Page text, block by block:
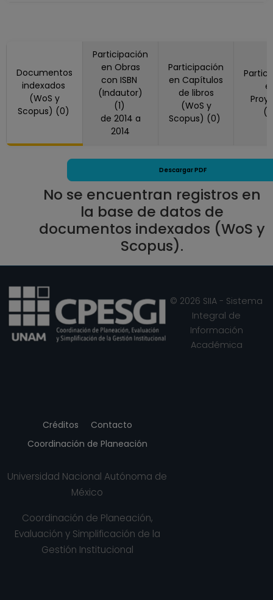
Documentos
indexados
(WoS y
Scopus) (0)
Participación
en Obras
con ISBN
(Indautor)
(1)
de 2014 a
2014
Participación
en Capítulos
de libros
(WoS y
Scopus) (0)
Descargar PDF
No se encuentran registros en
la base de datos de
documentos indexados (WoS y
Scopus).
Créditos
Contacto
Coordinación de Planeación
Universidad Nacional Autónoma de
México
Coordinación de Planeación,
Evaluación y Simplificación de la
Gestión Institucional
© 2026 SIIA - Sistema
Integral de
Información
Académica